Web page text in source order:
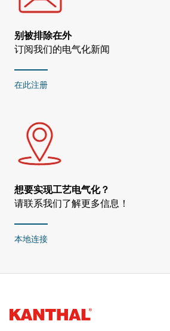
别被排除在外
订阅我们的电气化新闻
在此注册
想要实现工艺电气化？
请联系我们了解更多信息！
本地连接
Kanthal®